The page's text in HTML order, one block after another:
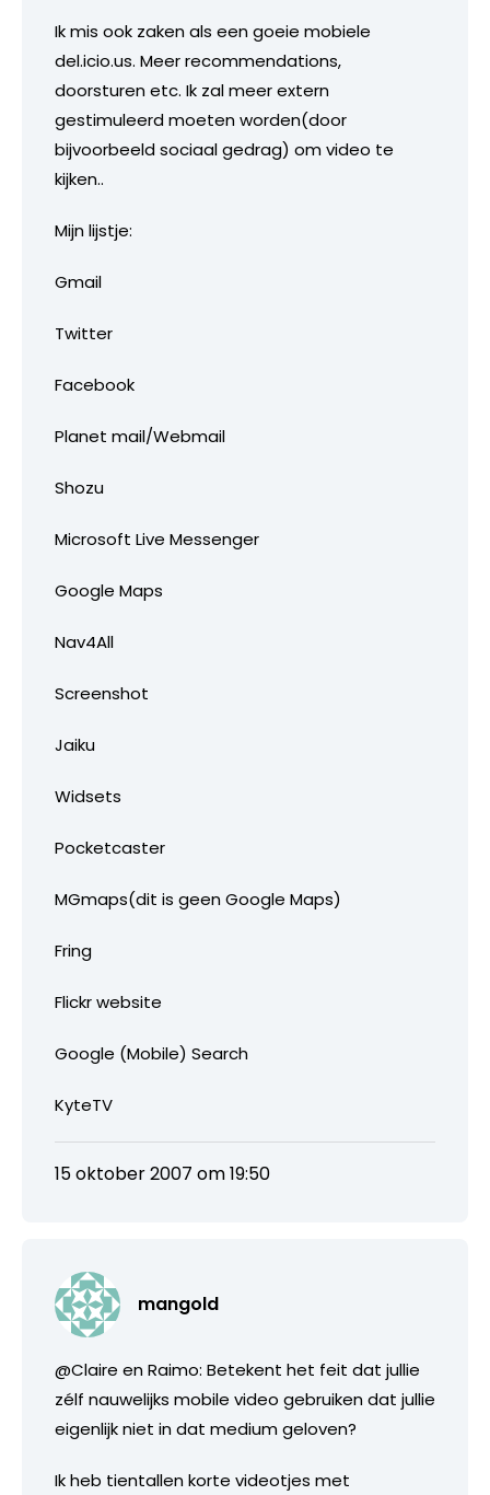
Ik mis ook zaken als een goeie mobiele
del.icio.us. Meer recommendations,
doorsturen etc. Ik zal meer extern
gestimuleerd moeten worden(door
bijvoorbeeld sociaal gedrag) om video te
kijken..
Mijn lijstje:
Gmail
Twitter
Facebook
Planet mail/Webmail
Shozu
Microsoft Live Messenger
Google Maps
Nav4All
Screenshot
Jaiku
Widsets
Pocketcaster
MGmaps(dit is geen Google Maps)
Fring
Flickr website
Google (Mobile) Search
KyteTV
15 oktober 2007 om 19:50
mangold
@Claire en Raimo: Betekent het feit dat jullie
zélf nauwelijks mobile video gebruiken dat jullie
eigenlijk niet in dat medium geloven?
Ik heb tientallen korte videotjes met